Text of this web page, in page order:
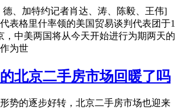
德、加特约记者肖达、涛、陈毅、王伟]
表格里什率领的美国贸易谈判代表团于1
，中美两国将从今天开始进行为期两天的
为世
北京二手房市场回暖了吗
势的逐步好转，北京二手房市场也迎来